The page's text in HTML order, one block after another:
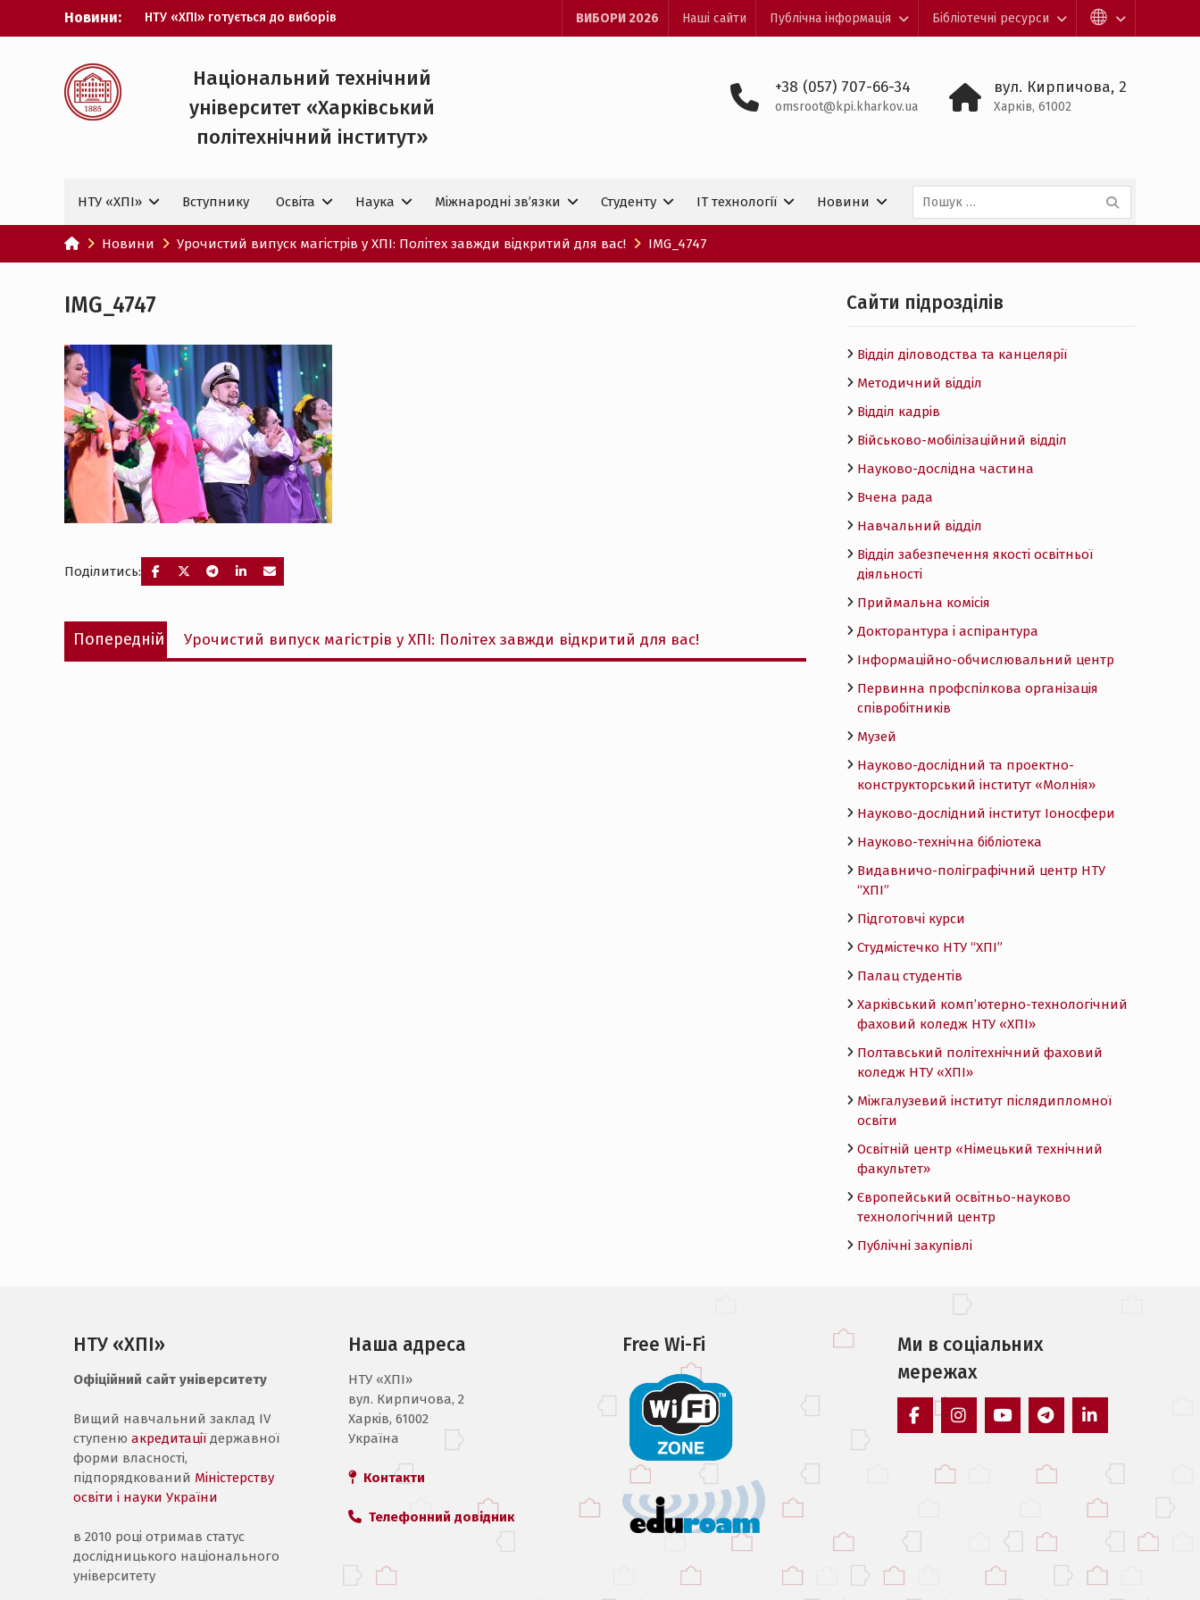
Новини:
НТУ «ХПІ» готується до виборів
ректора
Всеукраїнський фестиваль «Червона
ХПІ уклав угоду про партнерство з
ДержНДІ технологій кібербезпеки
Випускник ХПІ став
У Верховній Раді за участю ХПІ
обговорили перспективи українсько-
іспанського технологічного
партнерства
ВИБОРИ 2026 Наші сайти Публічна інформація Бібліотечні ресурси
Національний технічний
університет «Харківський
політехнічний iнститут»
+38 (057) 707-66-34
omsroot@kpi.kharkov.ua
вул. Кирпичова, 2
Харків, 61002
НТУ «ХПІ» Вступнику Освіта Наука Міжнародні зв’язки Студенту IT технологiї Новини
Пошук:
Новини Урочистий випуск магістрів у ХПІ: Політех завжди відкритий для вас! IMG_4747
IMG_4747
Поділитись:
Навігація
записів
Попередній
Попередній
запис:
Урочистий випуск магістрів у ХПІ: Політех завжди відкритий для вас!
Cайти підрозділів
Відділ діловодства та канцелярії
Методичний відділ
Відділ кадрів
Військово-мобілізаційний відділ
Науково-дослідна частина
Вчена рада
Навчальний відділ
Відділ забезпечення якості освітньої
діяльності
Приймальна комісія
Докторантура і аспірантура
Інформаційно-обчислювальний центр
Первинна профспілкова організація
співробітників
Музей
Науково-дослідний та проектно-
конструкторський інститут «Молнія»
Науково-дослідний інститут Іоносфери
Науково-технічна бібліотека
Видавничо-поліграфічний центр НТУ
“ХПІ”
Підготовчі курси
Студмістечко НТУ “ХПІ”
Палац студентів
Харківський комп’ютерно-технологічний
фаховий коледж НТУ «ХПI»
Полтавський політехнічний фаховий
коледж НТУ «ХПI»
Міжгалузевий інститут післядипломної
освіти
Освітній центр «Німецький технічний
факультет»
Європейський освітньо-науково
технологічний центр
Публічні закупівлі
НТУ «ХПІ»
Офіційний сайт університету
Вищий навчальний заклад IV
ступеню акредитації державної
форми власності,
підпорядкований Міністерству
освіти і науки України
в 2010 році отримав статус
дослідницького національного
університету
Наша адреса
НТУ «ХПI»
вул. Кирпичова, 2
Харків, 61002
Україна
Контакти
Телефонний довідник
Free Wi-Fi
Ми в соцiальних
мережах